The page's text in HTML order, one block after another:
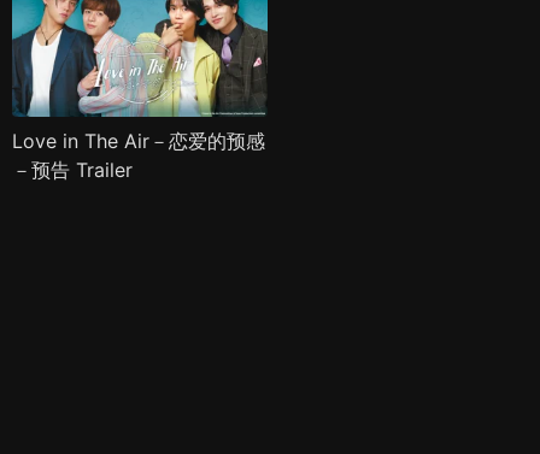
Love in The Air－恋爱的预感
－预告 Trailer